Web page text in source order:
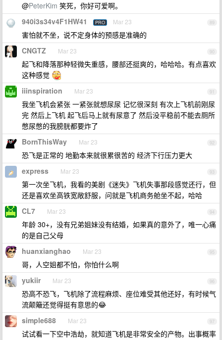
@PeterKim 笑死，你好可爱啊。
89
940i3s34v4F1HW41 PRO Mar 23
害怕就不坐，说不定身体的预感是准确的
90
CNGTZ Mar 23
起飞和降落那种轻微失重感，腰部还挺爽的，哈哈哈。有点喜欢
这种感觉
91
iiinspiration Mar 23
我坐飞机会紧张 一紧张就想尿尿 记忆很深刻 有次上飞机前刚尿
完 然后上飞机 起飞后马上就有尿意了 然后没平稳前不能去厕所
憋尿憋的我膀胱都要炸了
92
BornThisWay Mar 23
恐飞是正常的 地勤本来就很累很苦的 经济下行压力更大
93
express Mar 23
第一次坐飞机，我看的美剧《迷失》飞机失事那段感觉还行，但
还是喜欢坐高铁宽敞舒服，问就是飞机商务舱坐不起，哈哈
94
CL7 Mar 23
年龄 30+，没有兄弟姐妹没有结婚，如果真的意外了，唯一心痛
的是自己父母
95
huanxianghao Mar 23
哥，人空姐都不怕，你怕什么啊
96
yukiir Mar 23
恐高不恐飞，飞机除了流程麻烦、座位难受其他还好，有时候气
流颠簸还觉得挺有意思的😂
97
simple688 Mar 23
试试看一下空中浩劫，就知道飞机是非常安全的产物。出事概率